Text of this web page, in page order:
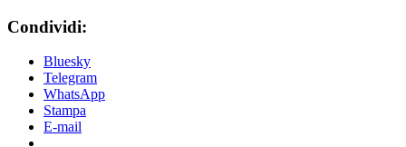
Condividi:
Bluesky
Telegram
WhatsApp
Stampa
E-mail